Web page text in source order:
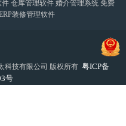
件 仓库管理软件 婚介管理系统 免费
装修管理软件
科技有限公司 版权所有 粤ICP备
号